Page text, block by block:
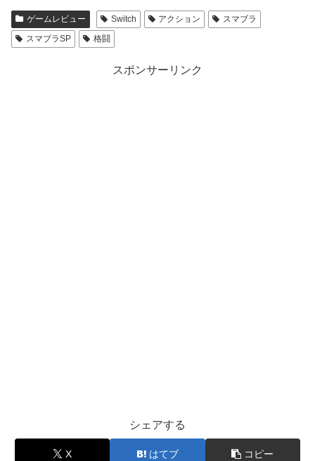
ゲームレビュー Switch アクション
スマブラ
スマブラSP
格闘
スポンサーリンク
シェアする
X はてブ コピー